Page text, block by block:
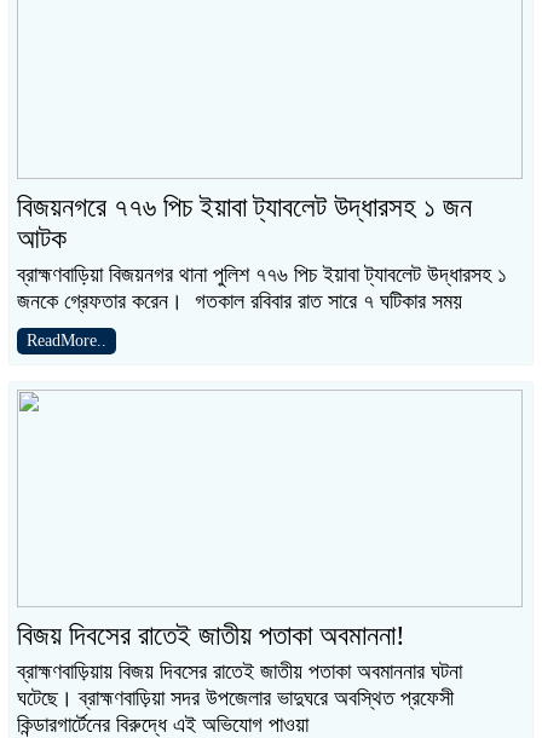
বিজয়নগরে ৭৭৬ পিচ ইয়াবা ট্যাবলেট উদ্ধারসহ ১ জন
আটক
ব্রাহ্মণবাড়িয়া বিজয়নগর থানা পুলিশ ৭৭৬ পিচ ইয়াবা ট্যাবলেট উদ্ধারসহ ১
জনকে গ্রেফতার করেন। গতকাল রবিবার রাত সারে ৭ ঘটিকার সময়
ReadMore..
বিজয় দিবসের রাতেই জাতীয় পতাকা অবমাননা!
ব্রাহ্মণবাড়িয়ায় বিজয় দিবসের রাতেই জাতীয় পতাকা অবমাননার ঘটনা
ঘটেছে। ব্রাহ্মণবাড়িয়া সদর উপজেলার ভাদুঘরে অবস্থিত প্রফেসী
কিন্ডারগার্টেনের বিরুদ্ধে এই অভিযোগ পাওয়া